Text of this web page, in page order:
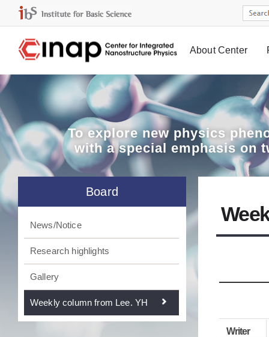
About Center
To explorenew physics
with a special emphasis on
Board
News/Notice
Research highlights
Gallery
Weekly column from Lee. YH
Writer